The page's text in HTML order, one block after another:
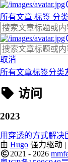
所有文章 标签 分类
取消
所有文章标签分类
访问
2023
用穿透的方式解决
由 Hugo 强力驱动 |
2021 - 2026